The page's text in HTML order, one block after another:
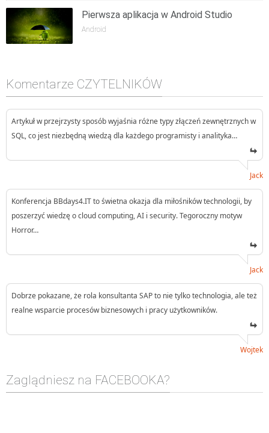
Pierwsza aplikacja w Android Studio
Android
Komentarze CZYTELNIKÓW
Artykuł w przejrzysty sposób wyjaśnia różne typy złączeń zewnętrznych w
SQL, co jest niezbędną wiedzą dla każdego programisty i analityka…
Jack
Konferencja BBdays4.IT to świetna okazja dla miłośników technologii, by
poszerzyć wiedzę o cloud computing, AI i security. Tegoroczny motyw
Horror…
Jack
Dobrze pokazane, że rola konsultanta SAP to nie tylko technologia, ale też
realne wsparcie procesów biznesowych i pracy użytkowników.
Wojtek
Zaglądniesz na FACEBOOKA?